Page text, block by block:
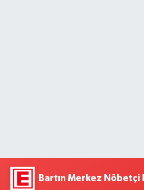
Bartın Merkez Nöbetçi